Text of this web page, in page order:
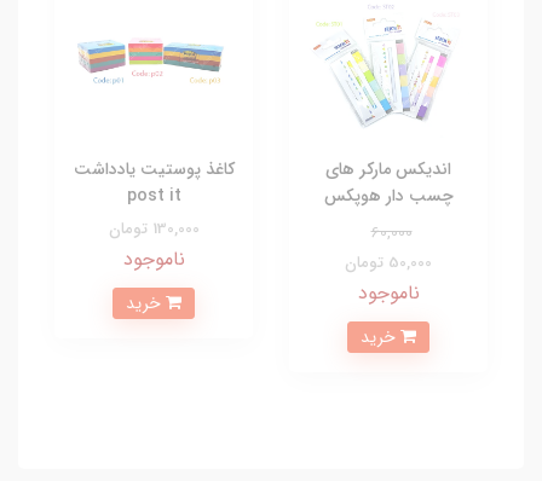
اندیکس مارکر های
چسب دار هوپکس
60,000
50,000 تومان
ناموجود
کاغذ پوستیت یادداشت
post it
130,000 تومان
ناموجود